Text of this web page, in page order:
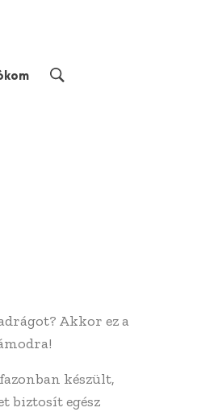
Akkor ez a
készült,
biztosít egész